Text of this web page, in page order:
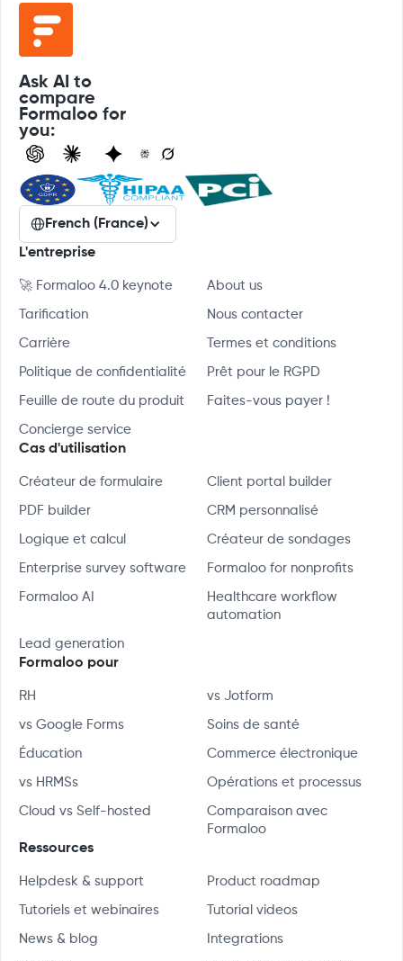
Ask AI to
compare
Formaloo for
you:
French (France)
L'entreprise
🚀 Formaloo 4.0 keynote About us
Tarification Nous contacter
Carrière Termes et conditions
Politique de confidentialité Prêt pour le RGPD
Feuille de route du produit Faites-vous payer !
Concierge service
Cas d'utilisation
Créateur de formulaire Client portal builder
PDF builder CRM personnalisé
Logique et calcul Créateur de sondages
Enterprise survey software Formaloo for nonprofits
Formaloo AI
Healthcare workflow
automation
Lead generation
Formaloo pour
RH vs Jotform
vs Google Forms Soins de santé
Éducation Commerce électronique
vs HRMSs Opérations et processus
Cloud vs Self-hosted
Comparaison avec
Formaloo
Ressources
Helpdesk & support Product roadmap
Tutoriels et webinaires Tutorial videos
News & blog Integrations